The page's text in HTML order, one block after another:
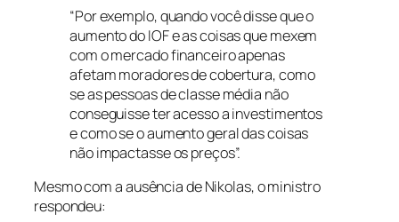
“Por exemplo, quando você disse que o
aumento do IOF e as coisas que mexem
com o mercado financeiro apenas
afetam moradores de cobertura, como
se as pessoas de classe média não
conseguisse ter acesso a investimentos
e como se o aumento geral das coisas
não impactasse os preços”.
Mesmo com a ausência de Nikolas, o ministro
respondeu: